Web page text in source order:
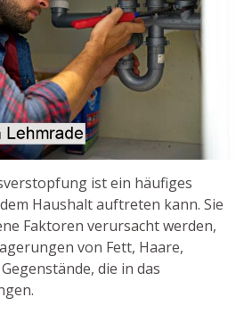
ist ein häufiges
Haushalt auftreten kann. Sie
Faktoren verursacht werden,
von Fett, Haare,
die in das